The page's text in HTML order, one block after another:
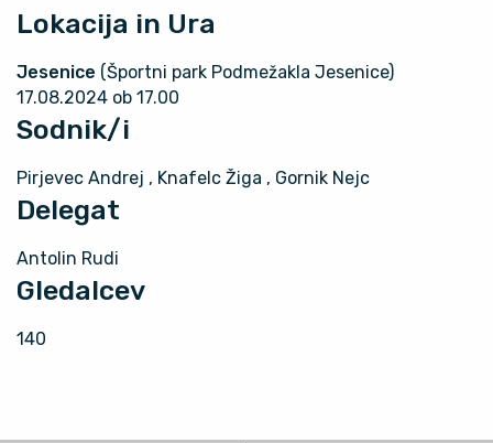
Lokacija in Ura
Jesenice (Športni park Podmežakla Jesenice)
17.08.2024 ob 17.00
Sodnik/i
Pirjevec Andrej , Knafelc Žiga , Gornik Nejc
Delegat
Antolin Rudi
Gledalcev
140